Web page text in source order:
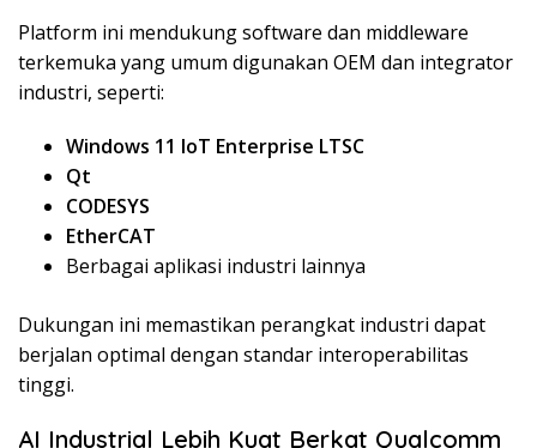
Platform ini mendukung software dan middleware
terkemuka yang umum digunakan OEM dan integrator
industri, seperti:
Windows 11 IoT Enterprise LTSC
Qt
CODESYS
EtherCAT
Berbagai aplikasi industri lainnya
Dukungan ini memastikan perangkat industri dapat
berjalan optimal dengan standar interoperabilitas
tinggi.
AI Industrial Lebih Kuat Berkat Qualcomm